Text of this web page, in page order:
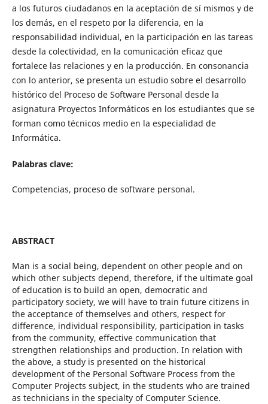
a los futuros ciudadanos en la aceptación de sí mismos y de
los demás, en el respeto por la diferencia, en la
responsabilidad individual, en la participación en las tareas
desde la colectividad, en la comunicación eficaz que
fortalece las relaciones y en la producción. En consonancia
con lo anterior, se presenta un estudio sobre el desarrollo
histórico del Proceso de Software Personal desde la
asignatura Proyectos Informáticos en los estudiantes que se
forman como técnicos medio en la especialidad de
Informática.
Palabras clave:
Competencias, proceso de software personal.
ABSTRACT
Man is a social being, dependent on other people and on
which other subjects depend, therefore, if the ultimate goal
of education is to build an open, democratic and
participatory society, we will have to train future citizens in
the acceptance of themselves and others, respect for
difference, individual responsibility, participation in tasks
from the community, effective communication that
strengthen relationships and production. In relation with
the above, a study is presented on the historical
development of the Personal Software Process from the
Computer Projects subject, in the students who are trained
as technicians in the specialty of Computer Science.